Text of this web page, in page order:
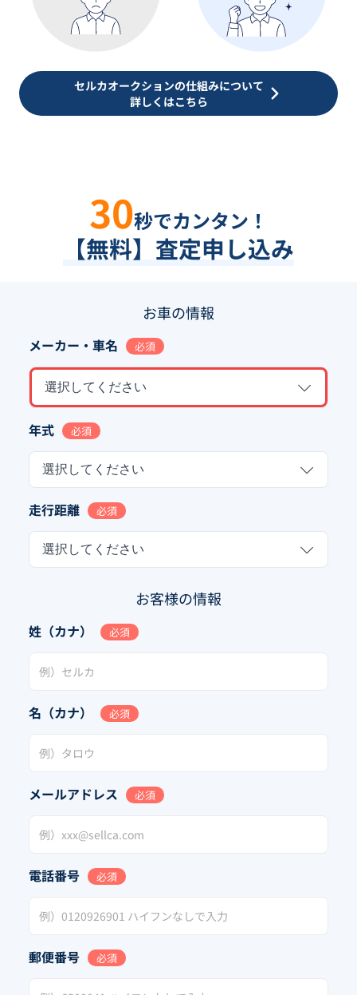
セルカオークションの仕組みについて
詳しくはこちら
30秒でカンタン！
【無料】査定申し込み
お車の情報
メーカー・車名 必須
選択してください
年式 必須
選択してください
走行距離 必須
選択してください
お客様の情報
姓（カナ） 必須
名（カナ） 必須
メールアドレス 必須
電話番号 必須
郵便番号 必須